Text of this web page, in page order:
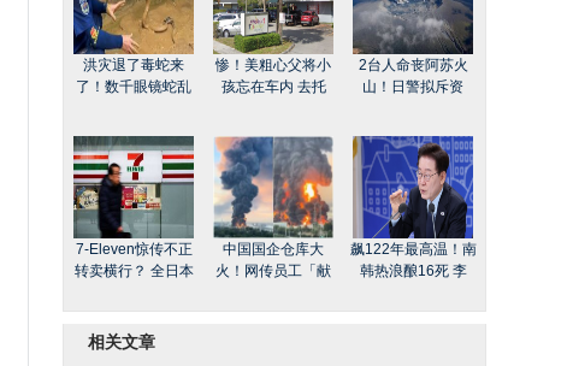
洪灾退了毒蛇来
了！数千眼镜蛇乱
惨！美粗心父将小
孩忘在车内 去托
2台人命丧阿苏火
山！日警拟斥资
7-Eleven惊传不正
转卖横行？ 全日本
中国国企仓库大
火！网传员工「献
飙122年最高温！南
韩热浪酿16死 李
相关文章